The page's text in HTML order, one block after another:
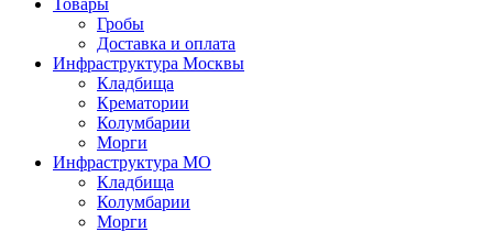
Товары
Гробы
Доставка и оплата
Инфраструктура Москвы
Кладбища
Крематории
Колумбарии
Морги
Инфраструктура МО
Кладбища
Колумбарии
Морги